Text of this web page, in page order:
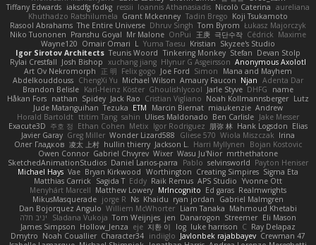
Tiffany Edwards iaksdfg fodkg ressii Ioannis Athanasiadis Nicolò Caterina aureliana
Khuthadzo Ratshilumela Grant Mckenney Tadin Brego Koji Tsukamoto
Rasool Abrahams The Entire Universe Dhruv Singh Tom Byrom Łukasz Majorczyk
Niko Tuononen Pranshu Goyal Mr Malone OnPui 王庚 극단수작 Cédrick Maxime
Wayne120 Omair Omari L Yuma Taesu Kristian Skyzee's Studio
Igor Sirotov Architects Teunis Woord Tinkering Monkey Stefan Devan Stolp
Rylai Crestfall Josh Bishop xuchang jiang Hlynur G Asgeirsson Anonymous Axolotl
Art Ov Nekromorph
正 明 Felix gogo Joe Ford Simon
Mana and Mayhem
Abdelkouddouss ChengXi Yu Michael Wilson Amaury Faucon Njan Adenta Dar
Brandon Belisle Karl-Heinz Köster Ghoulishlycool Jarle Styve DHFG
name
Håkan Fors nathan Spidey Jack Rao Cristian Vigliano Noah Kollmannsberger Lutz
Jude Matanguihan Tezuka ETM Marcin Biernat miaukenzie Andrew
Horald Bartoldt ttitim Tang sahin Ulises Maldonado Ben Carlisle Jake Messer
Exacute3D 주호 정 Ethan Cohen Metix Igor Rodriguez 朋弥 林 Hank Logsdon Elias
Javier Garay Greg Miller Wonder Lizard588 Gliese 570 Wiola Miszczak Irina
Олег Гладков 凌太 上村 hullin thierry Jackson L. Harri Myllynen
Bojan Kostovic
Owen Connor Gabriel Chvyrev Wixer Wasu Ju'Nior mrthethatone
SketchedAnimationStudios Daniel Larios-parra Pablo selvinsworld Payton Heniser
Michael Hays Vae Bryan Kirkwood Worthington Creating Simpires Sigma Eta
Matthias Carrick Sagida T Eddy Raik Remus APS Studio Yvonne Ott
Menyhárt Marcell Matthew Lowery MrIncognito Ed garas Realmwrights
MikusMasquerade jorge R Ns Khaidu ryan jordan
Gabriel Malmgren
Dan Bojorquez Angulo Williem McWhorter Liam Tanaka Mahmoud Khetabi
יניב חלה
Sladana Vukoja Tom Weijnjes jen Danarogon Streemer Eli Mason
James Simpson Hollow_Jenza eje 지환 이 log luke harrison C Ray Delapaz
Dmytro Noah Couallier Character34 indiiglo Javlonbek rajabbayev Crewman 47